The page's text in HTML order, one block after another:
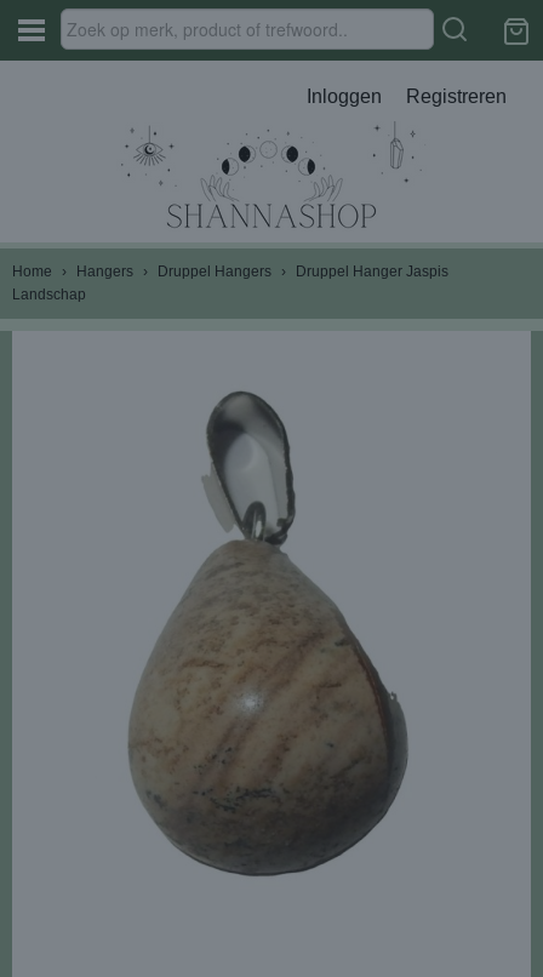
Inloggen Registreren
Home › Hangers › Druppel Hangers ›
Druppel Hanger Jaspis
Landschap